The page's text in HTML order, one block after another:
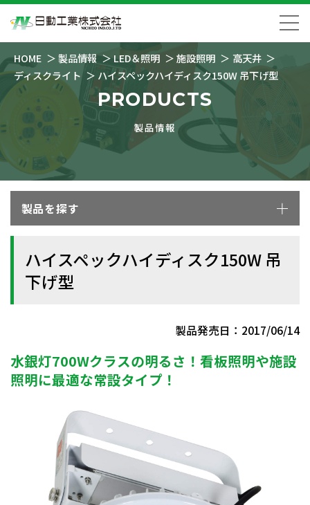
HOME 製品情報 LED＆照明 施設照明
高天井
ディスクライト
ハイスペックハイディスク150W 吊下げ型
PRODUCTS
製品情報
製品を探す
ハイスペックハイディスク150W 吊
下げ型
製品発売日：2017/06/14
水銀灯700Wクラスの明るさ！看板照明や施設
照明に最適な常設タイプ！